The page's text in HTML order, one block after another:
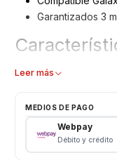
Garantizados 3
Tapa trasera
Leer más
MEDIOS DE PAGO
Webpay
Débito y crédito